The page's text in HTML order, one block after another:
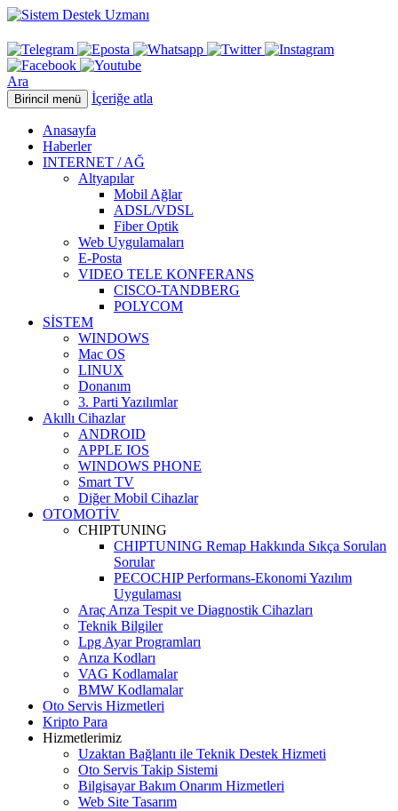
Ara
Birincil menü İçeriğe atla
Anasayfa
Haberler
INTERNET / AĞ
Altyapılar
Mobil Ağlar
ADSL/VDSL
Fiber Optik
Web Uygulamaları
E-Posta
VIDEO TELE KONFERANS
CISCO-TANDBERG
POLYCOM
SİSTEM
WINDOWS
Mac OS
LINUX
Donanım
3. Parti Yazılımlar
Akıllı Cihazlar
ANDROID
APPLE IOS
WINDOWS PHONE
Smart TV
Diğer Mobil Cihazlar
OTOMOTİV
CHIPTUNING
CHIPTUNING Remap Hakkında Sıkça Sorulan
Sorular
PECOCHIP Performans-Ekonomi Yazılım
Uygulaması
Araç Arıza Tespit ve Diagnostik Cihazları
Teknik Bilgiler
Lpg Ayar Programları
Arıza Kodları
VAG Kodlamalar
BMW Kodlamalar
Oto Servis Hizmetleri
Kripto Para
Hizmetlerimiz
Uzaktan Bağlantı ile Teknik Destek Hizmeti
Oto Servis Takip Sistemi
Bilgisayar Bakım Onarım Hizmetleri
Web Site Tasarım